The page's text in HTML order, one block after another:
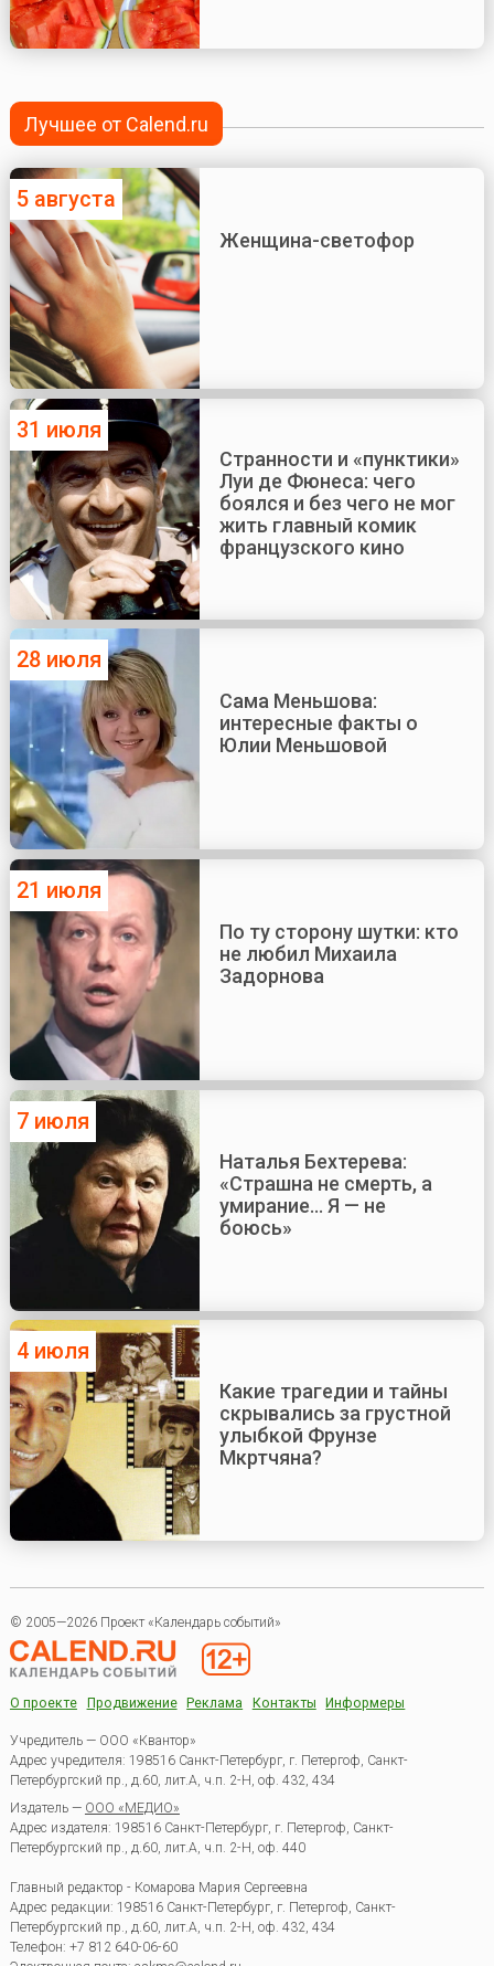
Лучшее от Calend.ru
5 августа
Женщина-светофор
31 июля
Странности и «пунктики»
Луи де Фюнеса: чего
боялся и без чего не мог
жить главный комик
французского кино
28 июля
Сама Меньшова:
интересные факты о
Юлии Меньшовой
21 июля
По ту сторону шутки: кто
не любил Михаила
Задорнова
7 июля
Наталья Бехтерева:
«Страшна не смерть, а
умирание... Я — не
боюсь»
4 июля
Какие трагедии и тайны
скрывались за грустной
улыбкой Фрунзе
Мкртчяна?
© 2005—2026 Проект «Календарь событий»
О проекте Продвижение Реклама Контакты Информеры
Учредитель — ООО «Квантор»
Адрес учредителя: 198516 Санкт-Петербург, г. Петергоф, Санкт-
Петербургский пр., д.60, лит.А, ч.п. 2-Н, оф. 432, 434
Издатель — ООО «МЕДИО»
Адрес издателя: 198516 Санкт-Петербург, г. Петергоф, Санкт-
Петербургский пр., д.60, лит.А, ч.п. 2-Н, оф. 440
Главный редактор - Комарова Мария Сергеевна
Адрес редакции: 198516 Санкт-Петербург, г. Петергоф, Санкт-
Петербургский пр., д.60, лит.А, ч.п. 2-Н, оф. 432, 434
Телефон: +7 812 640-06-60